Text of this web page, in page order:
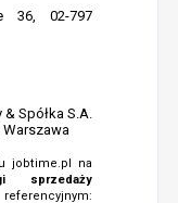
36, 02-797
Spółka S.A.
Warszawa
jobtime.pl na
sprzedaży